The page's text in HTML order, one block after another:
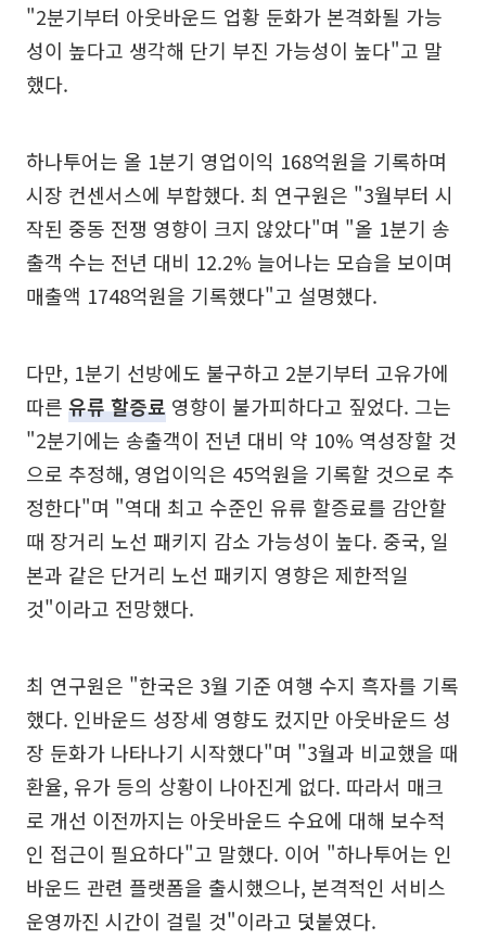
"2분기부터 아웃바운드 업황 둔화가 본격화될 가능
성이 높다고 생각해 단기 부진 가능성이 높다"고 말
했다.
하나투어는 올 1분기 영업이익 168억원을 기록하며
시장 컨센서스에 부합했다. 최 연구원은 "3월부터 시
작된 중동 전쟁 영향이 크지 않았다"며 "올 1분기 송
출객 수는 전년 대비 12.2% 늘어나는 모습을 보이며
매출액 1748억원을 기록했다"고 설명했다.
다만, 1분기 선방에도 불구하고 2분기부터 고유가에
따른 유류 할증료 영향이 불가피하다고 짚었다. 그는
"2분기에는 송출객이 전년 대비 약 10% 역성장할 것
으로 추정해, 영업이익은 45억원을 기록할 것으로 추
정한다"며 "역대 최고 수준인 유류 할증료를 감안할
때 장거리 노선 패키지 감소 가능성이 높다. 중국, 일
본과 같은 단거리 노선 패키지 영향은 제한적일
것"이라고 전망했다.
최 연구원은 "한국은 3월 기준 여행 수지 흑자를 기록
했다. 인바운드 성장세 영향도 컸지만 아웃바운드 성
장 둔화가 나타나기 시작했다"며 "3월과 비교했을 때
환율, 유가 등의 상황이 나아진게 없다. 따라서 매크
로 개선 이전까지는 아웃바운드 수요에 대해 보수적
인 접근이 필요하다"고 말했다. 이어 "하나투어는 인
바운드 관련 플랫폼을 출시했으나, 본격적인 서비스
운영까진 시간이 걸릴 것"이라고 덧붙였다.